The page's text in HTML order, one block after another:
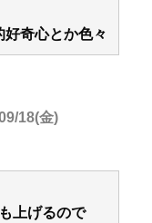
奇心とか色々
18(金)
上げるので